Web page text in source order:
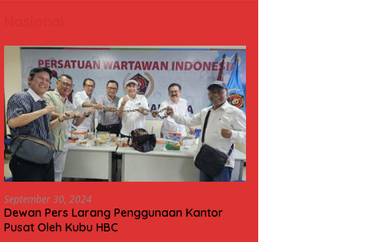
September 30, 2024
Dewan Pers Larang Penggunaan Kantor
Pusat Oleh Kubu HBC